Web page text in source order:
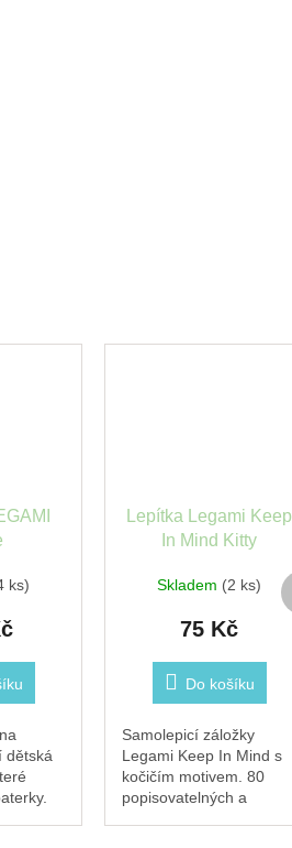
ks)
dětská
Lepítka Legami Keep
In Mind Kitty
Skladem (2 ks)
75 Kč
Do košíku
Samolepicí záložky
Legami Keep In Mind s
kočičím motivem. 80
popisovatelných a